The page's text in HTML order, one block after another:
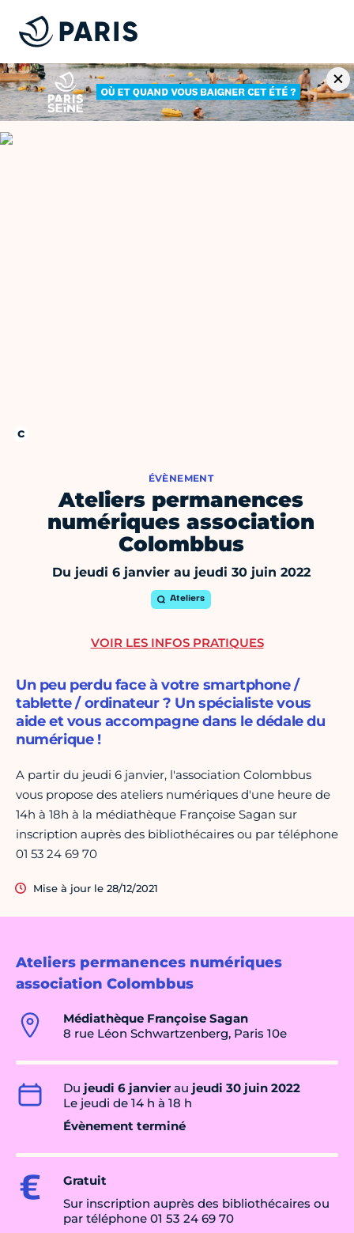
ÉVÈNEMENT
Ateliers permanences
numériques association
Colombbus
Du jeudi 6 janvier au jeudi 30 juin 2022
Ateliers
Ateliers permanences numériques
association Colombbus
Médiathèque Françoise Sagan
8 rue Léon Schwartzenberg, Paris 10e
Du jeudi 6 janvierau jeudi 30 juin 2022
Le jeudi de 14 h à 18 h
Évènement terminé
Gratuit
Sur inscription auprès des bibliothécaires ou
par téléphone 01 53 24 69 70
Un peu perdu face à votre smartphone /
tablette / ordinateur ? Un spécialiste vous
aide et vous accompagne dans le dédale du
numérique !
A partir du jeudi 6 janvier, l'association Colombbus
vous propose des ateliers numériques d'une heure de
14h à 18h à la médiathèque Françoise Sagan sur
inscription auprès des bibliothécaires ou par téléphone
01 53 24 69 70
Mise à jour le 28/12/2021
VOIR LES INFOS PRATIQUES